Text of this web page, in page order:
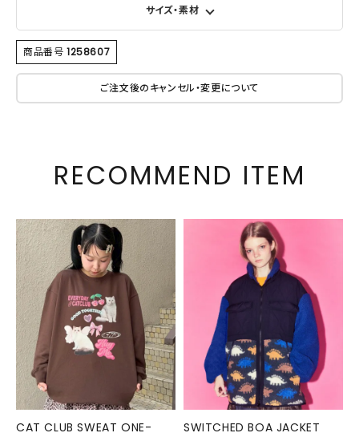
サイズ・素材
商品番号 1258607
ご注文後のキャンセル・変更について
RECOMMEND ITEM
CAT CLUB SWEAT ONE-
SWITCHED BOA JACKET